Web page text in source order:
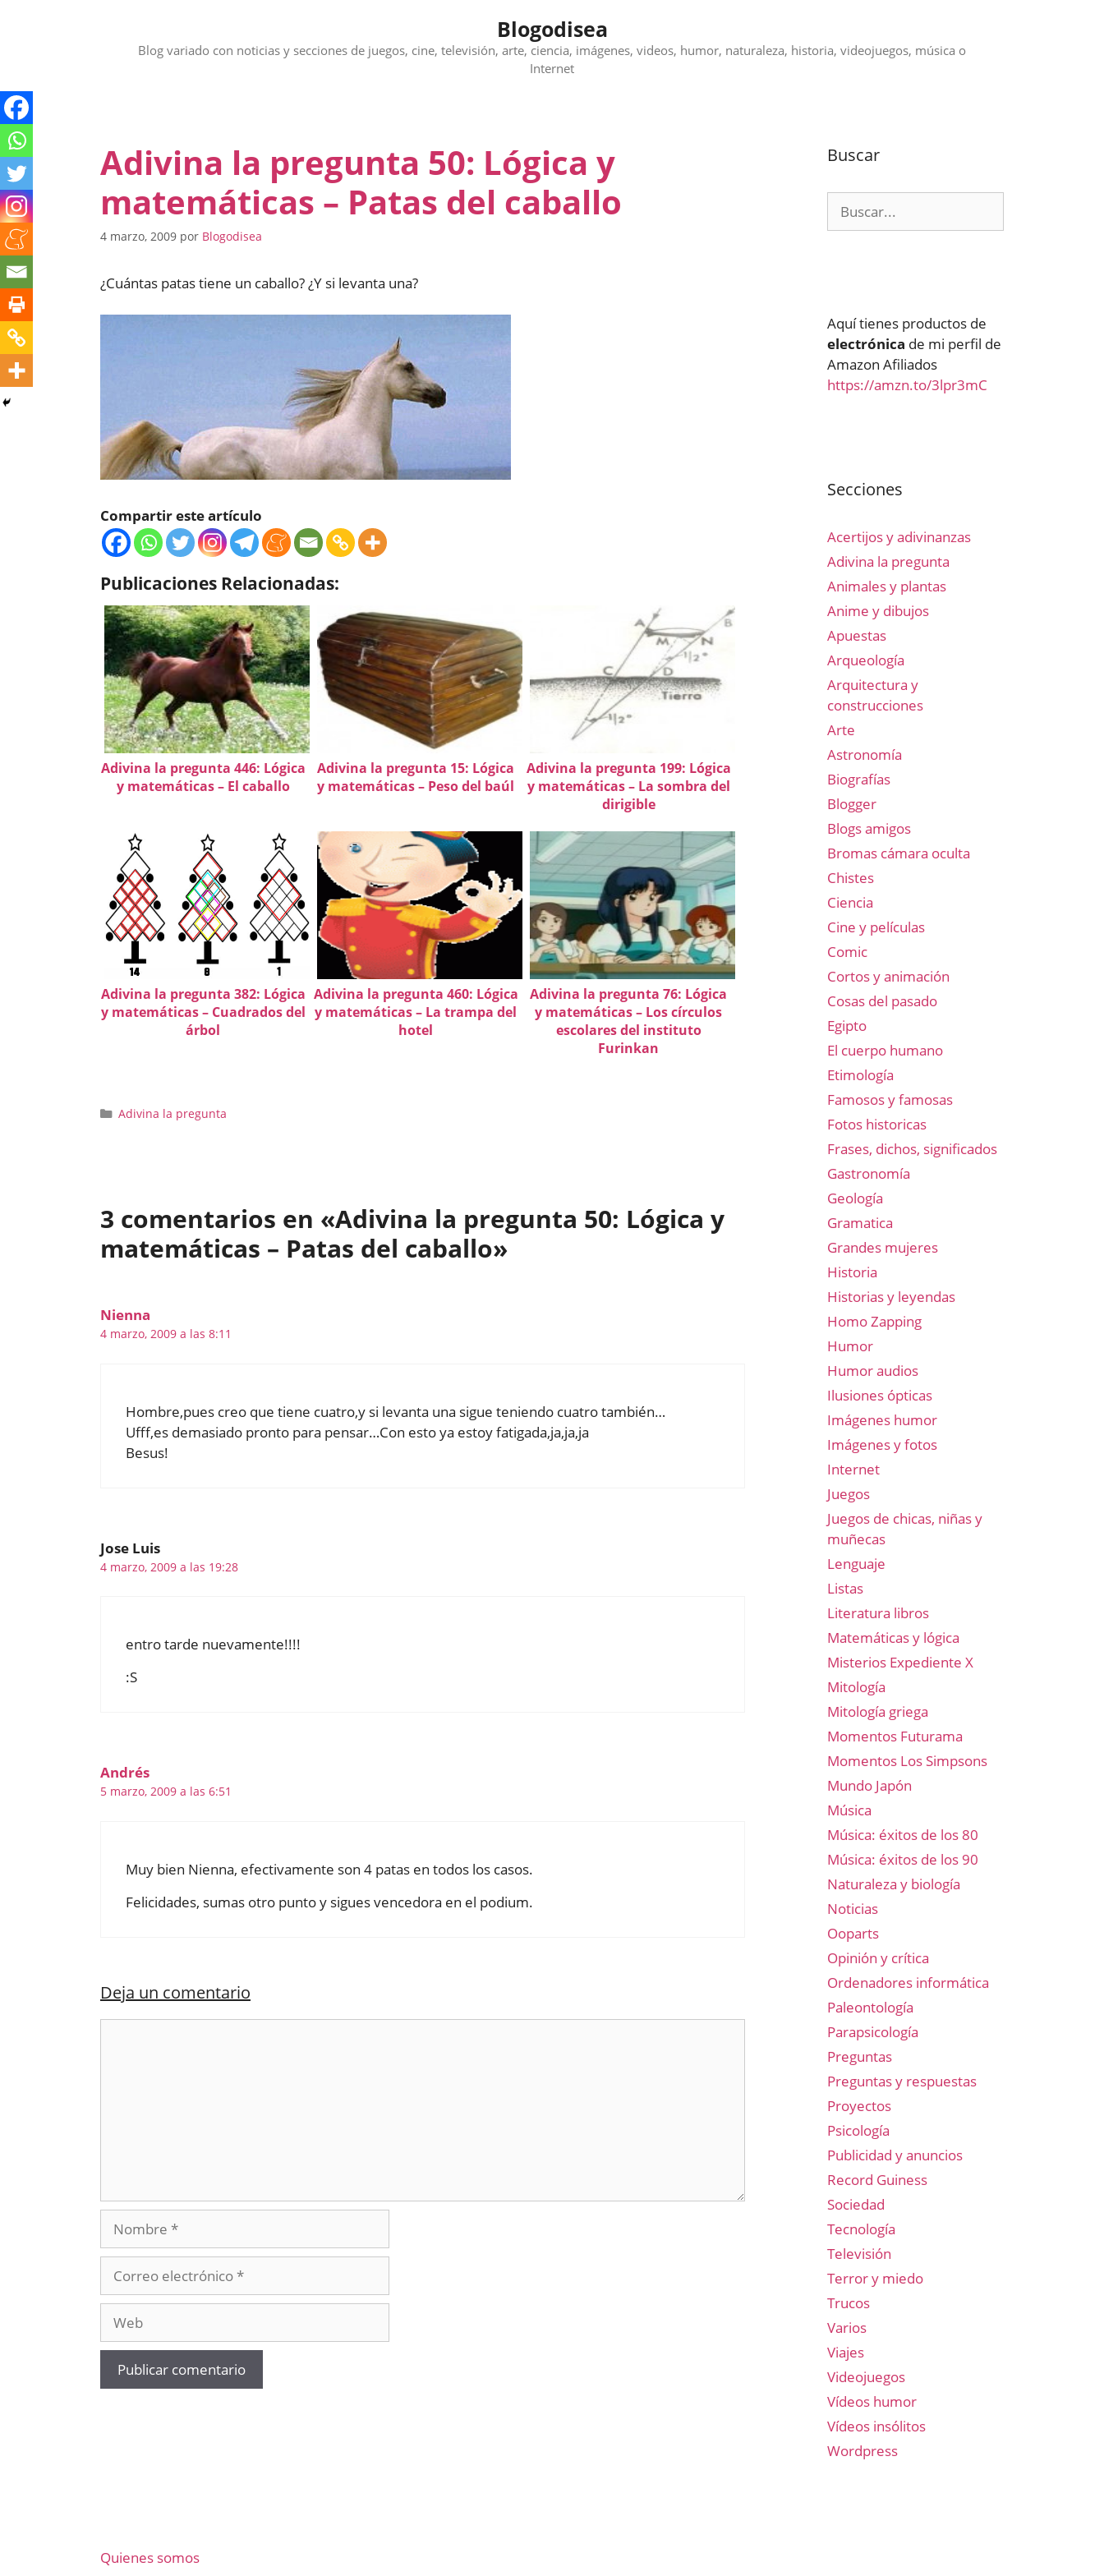
Blogodisea
Blog variado con noticias y secciones de juegos, cine, televisión, arte, ciencia, imágenes, videos, humor, naturaleza, historia, videojuegos, música o
Internet
Adivina la pregunta 50: Lógica y
matemáticas – Patas del caballo
4 marzo, 2009 por Blogodisea
¿Cuántas patas tiene un caballo? ¿Y si levanta una?
Compartir este artículo
Publicaciones Relacionadas:
Adivina la pregunta 446: Lógica
y matemáticas – El caballo
Adivina la pregunta 15: Lógica
y matemáticas – Peso del baúl
Adivina la pregunta 199: Lógica
y matemáticas – La sombra del
dirigible
Adivina la pregunta 382: Lógica
y matemáticas – Cuadrados del
árbol
Adivina la pregunta 460: Lógica
y matemáticas – La trampa del
hotel
Adivina la pregunta 76: Lógica
y matemáticas – Los círculos
escolares del instituto
Furinkan
Categorías
Adivina la pregunta
3 comentarios en «Adivina la pregunta 50: Lógica y
matemáticas – Patas del caballo»
Nienna
4 marzo, 2009 a las 8:11
Hombre,pues creo que tiene cuatro,y si levanta una sigue teniendo cuatro también…
Ufff,es demasiado pronto para pensar…Con esto ya estoy fatigada,ja,ja,ja
Besus!
Jose Luis
4 marzo, 2009 a las 19:28
entro tarde nuevamente!!!!
:S
Andrés
5 marzo, 2009 a las 6:51
Muy bien Nienna, efectivamente son 4 patas en todos los casos.
Felicidades, sumas otro punto y sigues vencedora en el podium.
Deja un comentario
Nombre
electrónico
Buscar
Aquí tienes productos de
electrónica de mi perfil de
Amazon Afiliados
https://amzn.to/3lpr3mC
Secciones
Acertijos y adivinanzas
Adivina la pregunta
Animales y plantas
Anime y dibujos
Apuestas
Arqueología
Arquitectura y
construcciones
Arte
Astronomía
Biografías
Blogger
Blogs amigos
Bromas cámara oculta
Chistes
Ciencia
Cine y películas
Comic
Cortos y animación
Cosas del pasado
Egipto
El cuerpo humano
Etimología
Famosos y famosas
Fotos historicas
Frases, dichos, significados
Gastronomía
Geología
Gramatica
Grandes mujeres
Historia
Historias y leyendas
Homo Zapping
Humor
Humor audios
Ilusiones ópticas
Imágenes humor
Imágenes y fotos
Internet
Juegos
Juegos de chicas, niñas y
muñecas
Lenguaje
Listas
Literatura libros
Matemáticas y lógica
Misterios Expediente X
Mitología
Mitología griega
Momentos Futurama
Momentos Los Simpsons
Mundo Japón
Música
Música: éxitos de los 80
Música: éxitos de los 90
Naturaleza y biología
Noticias
Ooparts
Opinión y crítica
Ordenadores informática
Paleontología
Parapsicología
Preguntas
Preguntas y respuestas
Proyectos
Psicología
Publicidad y anuncios
Record Guiness
Sociedad
Tecnología
Televisión
Terror y miedo
Trucos
Varios
Viajes
Videojuegos
Vídeos humor
Vídeos insólitos
Wordpress
Quienes somos